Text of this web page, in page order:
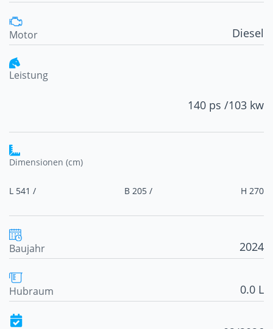
Motor Diesel
Leistung
140 ps /103 kw
Dimensionen (cm)
L 541 / B 205 / H 270
Baujahr 2024
Hubraum 0.0 L